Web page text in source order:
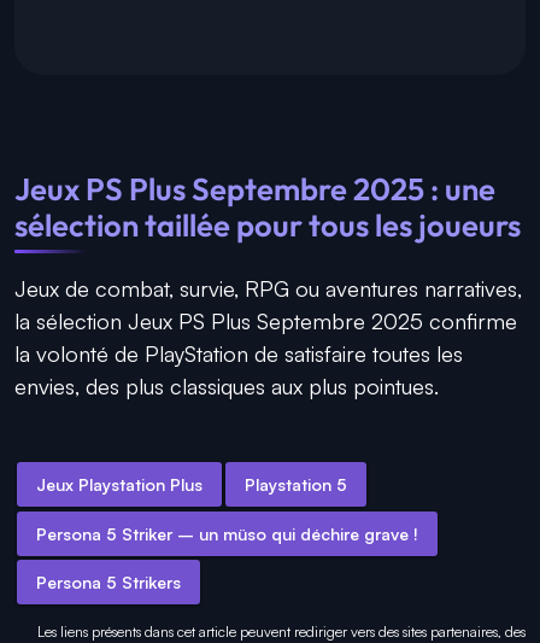
Jeux PS Plus Septembre 2025 : une
sélection taillée pour tous les joueurs
Jeux de combat, survie, RPG ou aventures narratives,
la sélection Jeux PS Plus Septembre 2025 confirme
la volonté de PlayStation de satisfaire toutes les
envies, des plus classiques aux plus pointues.
Jeux Playstation Plus Playstation 5
Persona 5 Striker – un müso qui déchire grave !
Persona 5 Strikers
Les liens présents dans cet article peuvent rediriger vers des sites partenaires, des